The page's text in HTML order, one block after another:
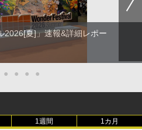
2026[夏]」速報&詳細レポー
● ● ● ●
1週間 1カ月